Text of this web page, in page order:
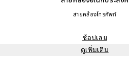
สายคล้องโทรศัพท์
ช้อปเลย
ดูเพิ่มเติม